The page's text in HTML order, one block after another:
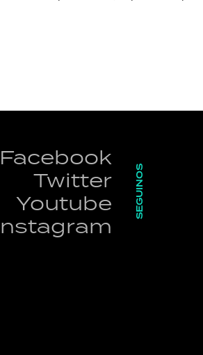
Facebook
Twitter
Youtube
SEGUINOS